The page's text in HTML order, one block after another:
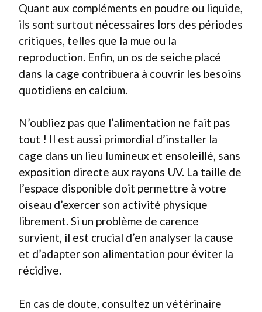
Quant aux compléments en poudre ou liquide,
ils sont surtout nécessaires lors des périodes
critiques, telles que la mue ou la
reproduction. Enfin, un os de seiche placé
dans la cage contribuera à couvrir les besoins
quotidiens en calcium.
N’oubliez pas que l’alimentation ne fait pas
tout ! Il est aussi primordial d’installer la
cage dans un lieu lumineux et ensoleillé, sans
exposition directe aux rayons UV. La taille de
l’espace disponible doit permettre à votre
oiseau d’exercer son activité physique
librement. Si un problème de carence
survient, il est crucial d’en analyser la cause
et d’adapter son alimentation pour éviter la
récidive.
En cas de doute, consultez un vétérinaire